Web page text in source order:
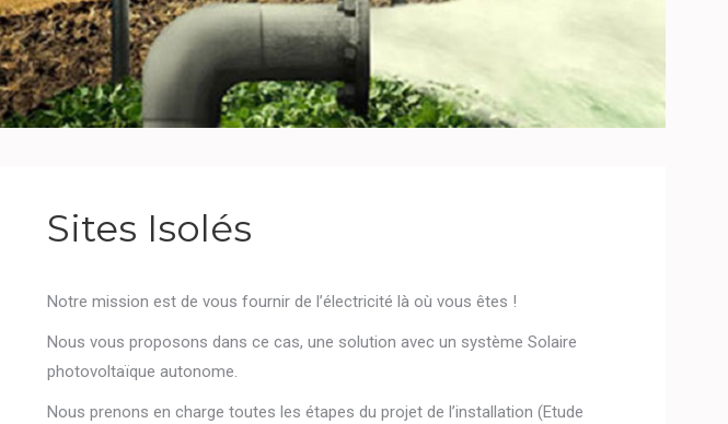
Sites Isolés
Notre mission est de vous fournir de l’électricité là où vous êtes !
Nous vous proposons dans ce cas, une solution avec un système Solaire
photovoltaïque autonome.
Nous prenons en charge toutes les étapes du projet de l’installation (Etude